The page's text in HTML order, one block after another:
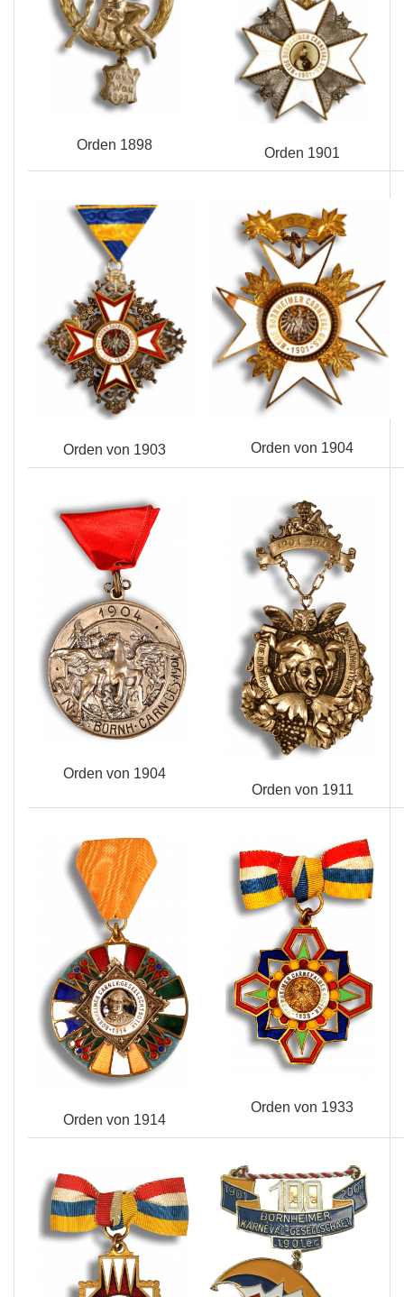
Orden 1898
Orden 1901
Orden von 1903 Orden von 1904
Orden von 1904
Orden von 1911
Orden von 1914
Orden von 1933